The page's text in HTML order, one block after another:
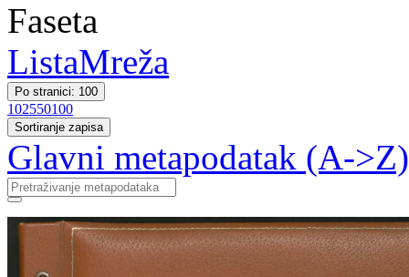
Faseta
ListaMreža
Po stranici: 100
102550100
Sortiranje zapisa
Glavni metapodatak (A->Z)